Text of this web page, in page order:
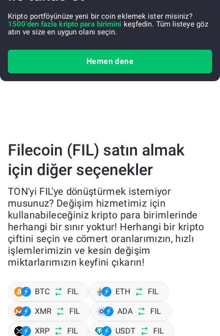
Kripto portföyünüze yeni bir coin eklemek ister misiniz?
1500’den fazla kripto para birimini keşfedin. Tüm listeye göz
atın ve size en uygun olanı seçin.
Hemen dene
Filecoin (FIL) satın almak
için diğer seçenekler
TON'yi FIL'ye dönüştürmek istemiyor
musunuz? Değişim hizmetimiz için
kullanabileceğiniz kripto para birimlerinde
herhangi bir sınır yoktur! Herhangi bir kripto
çiftini seçin ve cömert oranlarımızın, hızlı
işlemlerimizin ve kesin değişim
miktarlarımızın keyfini çıkarın!
BTC FIL ETH FIL
XMR FIL ADA FIL
XRP FIL USDT FIL